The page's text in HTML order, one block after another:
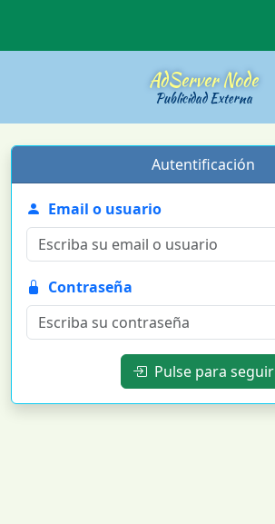
AdServer Node
Publicidad Externa
Autentificación
Email o usuario
Contraseña
Pulse para seguir